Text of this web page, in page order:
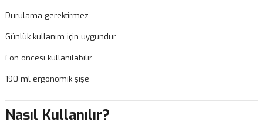
Durulama gerektirmez
Günlük kullanım için uygundur
Fön öncesi kullanılabilir
190 ml ergonomik şişe
Nasıl Kullanılır?